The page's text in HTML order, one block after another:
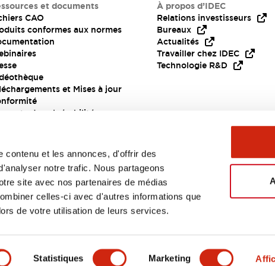
contenu et les annonces, d'offrir des
notre trafic. Nous partageons
site avec nos partenaires de médias
celles-ci avec d'autres informations que
de votre utilisation de leurs services.
Statistiques Marketing
CLÉS SPÉCIFICATIONS DOCUMENTS ET FICHIERS
et documents
CAO
conformes aux normes
et Mises à jour
de vulnérabilité
À propos d’IDEC
Relations investisseurs
Bureaux
Actualités
Travailler chez IDEC
Technologie R&D